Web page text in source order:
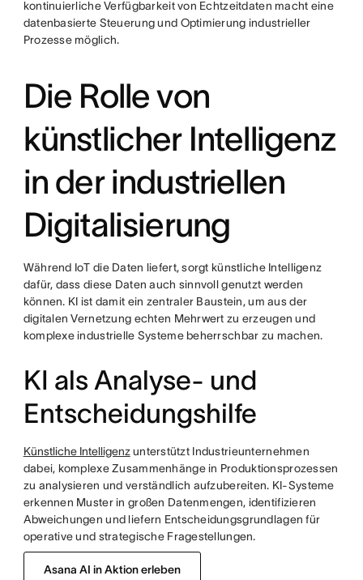
kontinuierliche Verfügbarkeit von Echtzeitdaten macht eine
datenbasierte Steuerung und Optimierung industrieller
Prozesse möglich.
Die Rolle von
künstlicher Intelligenz
in der industriellen
Digitalisierung
Während IoT die Daten liefert, sorgt künstliche Intelligenz
dafür, dass diese Daten auch sinnvoll genutzt werden
können. KI ist damit ein zentraler Baustein, um aus der
digitalen Vernetzung echten Mehrwert zu erzeugen und
komplexe industrielle Systeme beherrschbar zu machen.
KI als Analyse- und
Entscheidungshilfe
Künstliche Intelligenzunterstützt Industrieunternehmen
dabei, komplexe Zusammenhänge in Produktionsprozessen
zu analysieren und verständlich aufzubereiten. KI-Systeme
erkennen Muster in großen Datenmengen, identifizieren
Abweichungen und liefern Entscheidungsgrundlagen für
operative und strategische Fragestellungen.
Asana AI in Aktion erleben